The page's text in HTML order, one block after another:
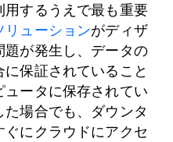
するうえで最も重要
リューションがディザ
が発生し、データの
保証されていること
ータに保存されてい
場合でも、ダウンタ
にクラウドにアクセ